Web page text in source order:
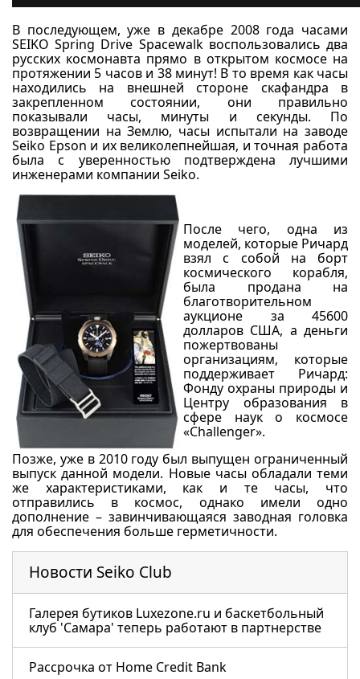
Новости Seiko Club
Галерея бутиков Luxezone.ru и баскетбольный
клуб 'Самара' теперь работают в партнерстве
Рассрочка от Home Credit Bank
В последующем, уже в декабре 2008 года часами
SEIKO Spring Drive Spacewalk воспользовались два
русских космонавта прямо в открытом космосе на
протяжении 5 часов и 38 минут! В то время как часы
находились на внешней стороне скафандра в
закрепленном состоянии, они правильно
показывали часы, минуты и секунды. По
возвращении на Землю, часы испытали на заводе
Seiko Epson и их великолепнейшая, и точная работа
была с уверенностью подтверждена лучшими
инженерами компании Seiko.
После чего, одна из
моделей, которые Ричард
взял с собой на борт
космического корабля,
была продана на
благотворительном
аукционе за 45600
долларов США, а деньги
пожертвованы
организациям, которые
поддерживает Ричард:
Фонду охраны природы и
Центру образования в
сфере наук о космосе
«Challenger».
Позже, уже в 2010 году был выпущен ограниченный
выпуск данной модели. Новые часы обладали теми
же характеристиками, как и те часы, что
отправились в космос, однако имели одно
дополнение – завинчивающаяся заводная головка
для обеспечения больше герметичности.